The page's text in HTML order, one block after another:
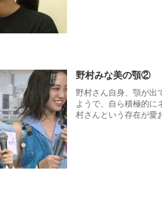
野村みな美の顎②
野村さん自身、顎が出
ようで、自ら積極的に
村さんという存在が愛